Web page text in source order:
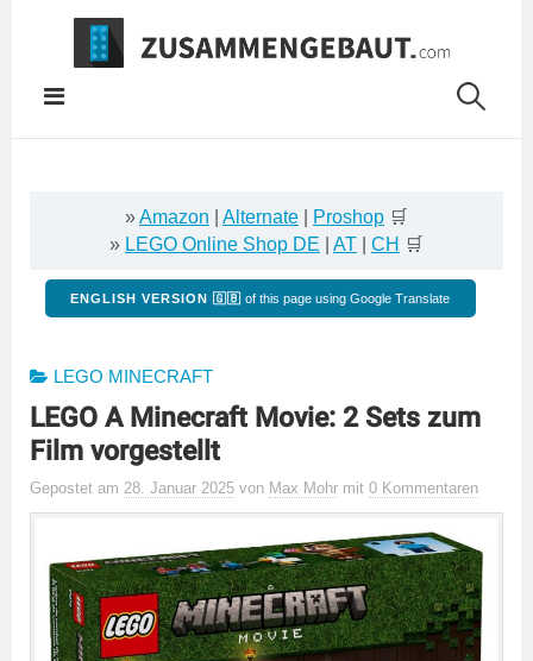
Springe
Inhalt
»Amazon Alternate Proshop 🛒
» LEGO Online Shop DE AT CH 🛒
ENGLISH VERSION 🇬🇧 of this page using Google Translate
LEGO MINECRAFT
LEGO A Minecraft Movie: 2 Sets zum
Film vorgestellt
Gepostet am 28. Januar 2025 von Max Mohr mit 0 Kommentaren